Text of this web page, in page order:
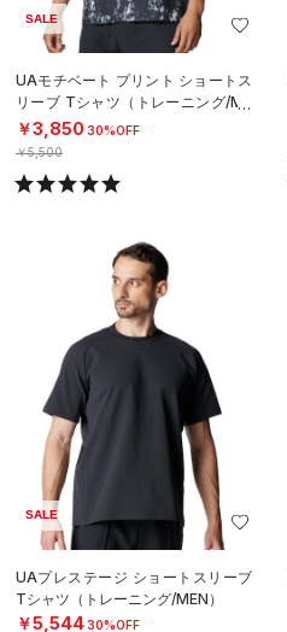
SALE
UAモチベート プリント ショートス
リーブ Tシャツ（トレーニング/ME
N）
￥3,850 30%OFF
￥5,500
SALE
UAプレステージ ショートスリーブ
Tシャツ（トレーニング/MEN）
￥5,54430%OFF